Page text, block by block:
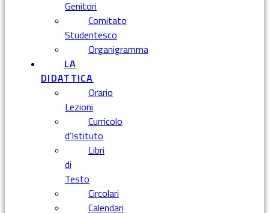
Genitori
Comitato
Studentesco
Organigramma
LA
DIDATTICA
Orario
Lezioni
Curricolo
d’Istituto
Libri
di
Testo
Circolari
Calendari